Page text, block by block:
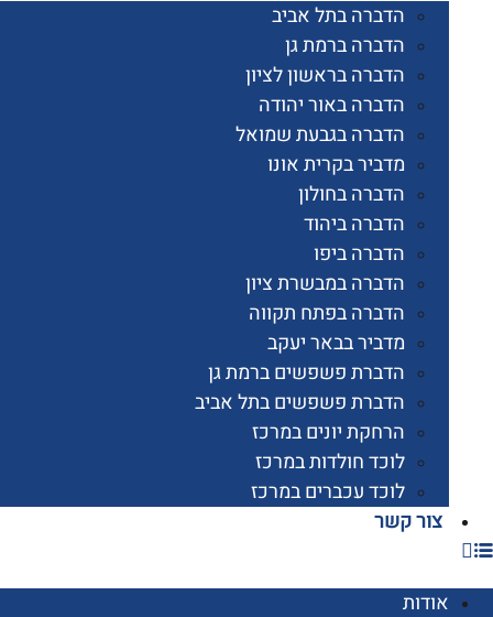
הדברה בתל אביב
הדברה ברמת גן
הדברה בראשון לציון
הדברה באור יהודה
הדברה בגבעת שמואל
מדביר בקרית אונו
הדברה בחולון
הדברה ביהוד
הדברה ביפו
הדברה במבשרת ציון
הדברה בפתח תקווה
מדביר בבאר יעקב
הדברת פשפשים ברמת גן
הדברת פשפשים בתל אביב
הרחקת יונים במרכז
לוכד חולדות במרכז
לוכד עכברים במרכז
קשר